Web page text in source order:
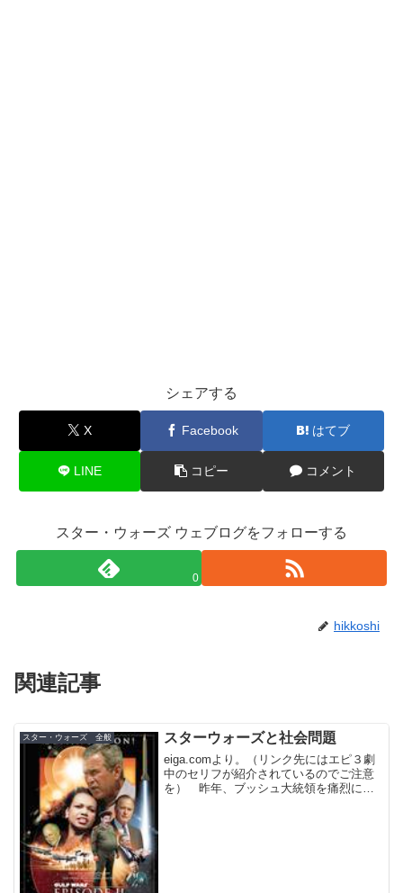
シェアする
X Facebook はてブ
LINE コピー コメント
スター・ウォーズ ウェブログをフォローする
0
hikkoshi
関連記事
スター・ウォーズ 全般 スターウォーズと社会問題
eiga.comより。（リンク先にはエピ３劇
中のセリフが紹介されているのでご注意
を） 昨年、ブッシュ大統領を痛烈に批